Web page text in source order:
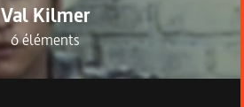
Val Kilmer
6 éléments